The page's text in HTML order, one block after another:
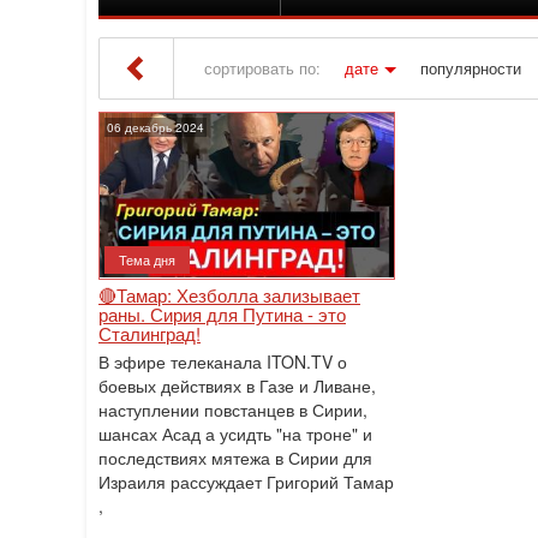
сортировать по: дате популярности
Iton TV» Материалы за 06.12.2024
06 декабрь 2024
Тема дня
🔴Тамар: Хезболла зализывает
раны. Сирия для Путина - это
Сталинград!
В эфире телеканала ITON.TV о
боевых действиях в Газе и Ливане,
наступлении повстанцев в Сирии,
шансах Асад а усидть "на троне" и
последствиях мятежа в Сирии для
Израиля рассуждает Григорий Тамар
,